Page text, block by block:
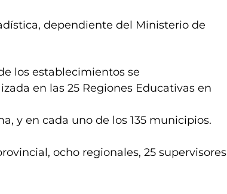
dependiente del Ministerio de
los establecimientos se
en las 25 Regiones Educativas en
y en cada uno de los 135 municipios.
ocho regionales, 25 supervisores